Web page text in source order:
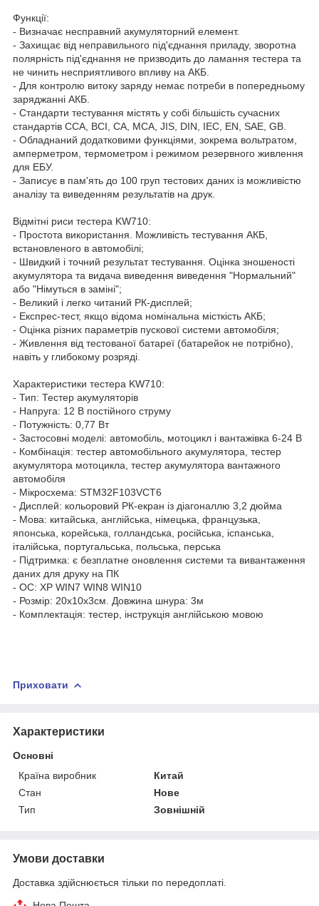
Функції:
- Визначає несправний акумуляторний елемент.
- Захищає від неправильного під'єднання приладу, зворотна
полярність під'єднання не призводить до ламання тестера та
не чинить несприятливого впливу на АКБ.
- Для контролю витоку заряду немає потреби в попередньому
заряджанні АКБ.
- Стандарти тестування містять у собі більшість сучасних
стандартів CCA, BCI, CA, MCA, JIS, DIN, IEC, EN, SAE, GB.
- Обладнаний додатковими функціями, зокрема вольтратом,
амперметром, термометром і режимом резервного живлення
для ЕБУ.
- Записує в пам'ять до 100 груп тестових даних із можливістю
аналізу та виведенням результатів на друк.
Відмітні риси тестера KW710:
- Простота використання. Можливість тестування АКБ,
встановленого в автомобілі;
- Швидкий і точний результат тестування. Оцінка зношеності
акумулятора та видача виведення виведення "Нормальний"
або "Німуться в заміні";
- Великий і легко читаний РК-дисплей;
- Експрес-тест, якщо відома номінальна місткість АКБ;
- Оцінка різних параметрів пускової системи автомобіля;
- Живлення від тестованої батареї (батарейок не потрібно),
навіть у глибокому розряді.
Характеристики тестера KW710:
- Тип: Тестер акумуляторів
- Напруга: 12 В постійного струму
- Потужність: 0,77 Вт
- Застосовні моделі: автомобіль, мотоцикл і вантажівка 6-24 В
- Комбінація: тестер автомобільного акумулятора, тестер
акумулятора мотоцикла, тестер акумулятора вантажного
автомобіля
- Мікросхема: STM32F103VCT6
- Дисплей: кольоровий РК-екран із діагоналлю 3,2 дюйма
- Мова: китайська, англійська, німецька, французька,
японська, корейська, голландська, російська, іспанська,
італійська, португальська, польська, перська
- Підтримка: є безплатне оновлення системи та вивантаження
даних для друку на ПК
- ОС: XP WIN7 WIN8 WIN10
- Розмір: 20х10х3см. Довжина шнура: 3м
- Комплектація: тестер, інструкція англійською мовою
Приховати
Характеристики
Основні
Країна виробник
Китай
Стан
Нове
Тип
Зовнішній
Умови доставки
Доставка здійснюється тільки по передоплаті.